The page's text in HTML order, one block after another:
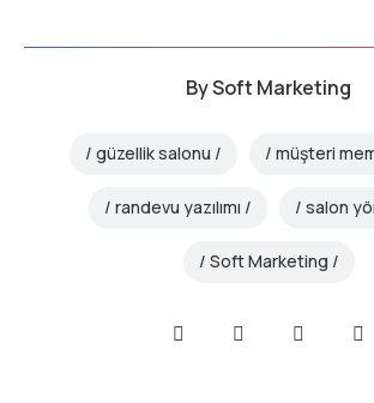
BySoft Marketing
güzellik salonu müşteri
randevu yazılımı salon
Soft Marketing